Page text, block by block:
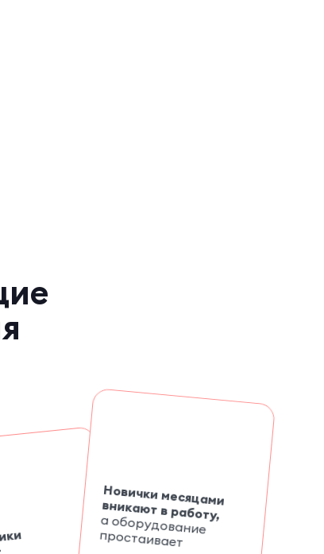
Новички месяцами
вникают в работу,
а оборудование
простаивает